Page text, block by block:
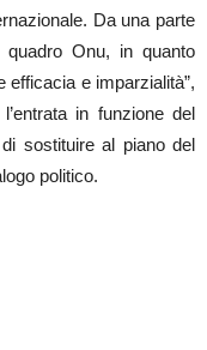
Da una parte
quadro Onu, in quanto
efficacia e imparzialità”,
in funzione del
sostituire al piano del
politico.